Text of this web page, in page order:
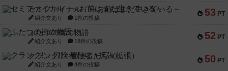
53 PT
セミファイナル ～お前はまだ生きている～
紹介文あり 1件の投稿
52 PT
ふたつの街の物語
紹介文あり 18件の投稿
50 PT
クランク! ：冒険者たち（拡張）
紹介文あり 4件の投稿